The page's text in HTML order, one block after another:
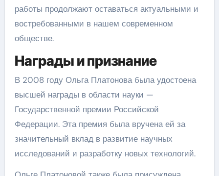
работы продолжают оставаться актуальными и
востребованными в нашем современном
обществе.
Награды и признание
В 2008 году Ольга Платонова была удостоена
высшей награды в области науки —
Государственной премии Российской
Федерации. Эта премия была вручена ей за
значительный вклад в развитие научных
исследований и разработку новых технологий.